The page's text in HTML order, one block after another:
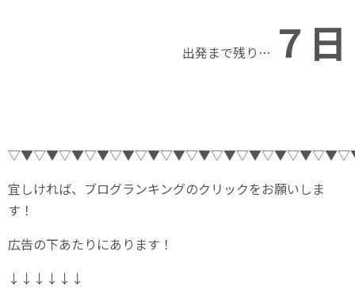
出発まで残り… ７ 日
宜しければ、ブログランキングのクリックをお願いしま
す！
広告の下あたりにあります！
↓↓↓↓↓↓